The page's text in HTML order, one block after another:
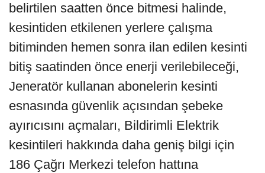
belirtilen saatten önce bitmesi halinde,
kesintiden etkilenen yerlere çalışma
bitiminden hemen sonra ilan edilen kesinti
bitiş saatinden önce enerji verilebileceği,
Jeneratör kullanan abonelerin kesinti
esnasında güvenlik açısından şebeke
ayırıcısını açmaları, Bildirimli Elektrik
kesintileri hakkında daha geniş bilgi için
186 Çağrı Merkezi telefon hattına